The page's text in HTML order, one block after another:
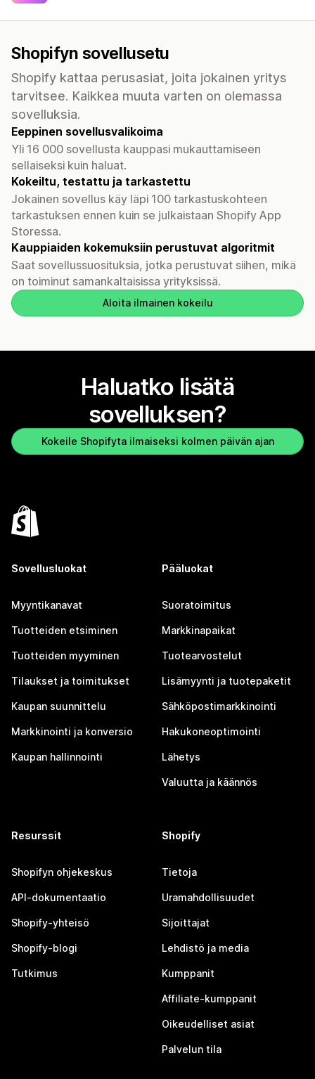
Shopifyn sovellusetu
Shopify kattaa perusasiat, joita jokainen yritys
tarvitsee. Kaikkea muuta varten on olemassa
sovelluksia.
Eeppinen sovellusvalikoima
Yli 16 000 sovellusta kauppasi mukauttamiseen
sellaiseksi kuin haluat.
Kokeiltu, testattu ja tarkastettu
Jokainen sovellus käy läpi 100 tarkastuskohteen
tarkastuksen ennen kuin se julkaistaan Shopify App
Storessa.
Kauppiaiden kokemuksiin perustuvat algoritmit
Saat sovellussuosituksia, jotka perustuvat siihen, mikä
on toiminut samankaltaisissa yrityksissä.
Aloita ilmainen kokeilu
Haluatko lisätä
sovelluksen?
Kokeile Shopifyta ilmaiseksi kolmen päivän ajan
Sovellusluokat
Myyntikanavat
Tuotteiden etsiminen
Tuotteiden myyminen
Tilaukset ja toimitukset
Kaupan suunnittelu
Markkinointi ja konversio
Kaupan hallinnointi
Pääluokat
Suoratoimitus
Markkinapaikat
Tuotearvostelut
Lisämyynti ja tuotepaketit
Sähköpostimarkkinointi
Hakukoneoptimointi
Lähetys
Valuutta ja käännös
Resurssit
Shopifyn ohjekeskus
API-dokumentaatio
Shopify-yhteisö
Shopify-blogi
Tutkimus
Shopify
Tietoja
Uramahdollisuudet
Sijoittajat
Lehdistö ja media
Kumppanit
Affiliate-kumppanit
Oikeudelliset asiat
Palvelun tila